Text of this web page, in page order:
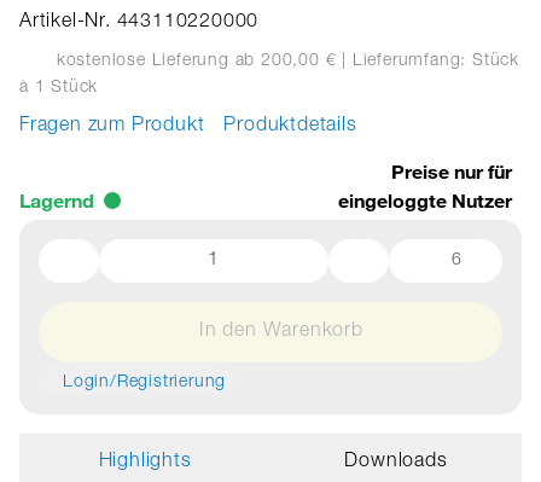
Artikel-Nr. 443110220000
kostenlose Lieferung ab 200,00 € | Lieferumfang: Stück
à 1 Stück
Fragen zum Produkt Produktdetails
Lagernd
Preise nur für
eingeloggte Nutzer
6
In den Warenkorb
Login/Registrierung
Highlights Downloads